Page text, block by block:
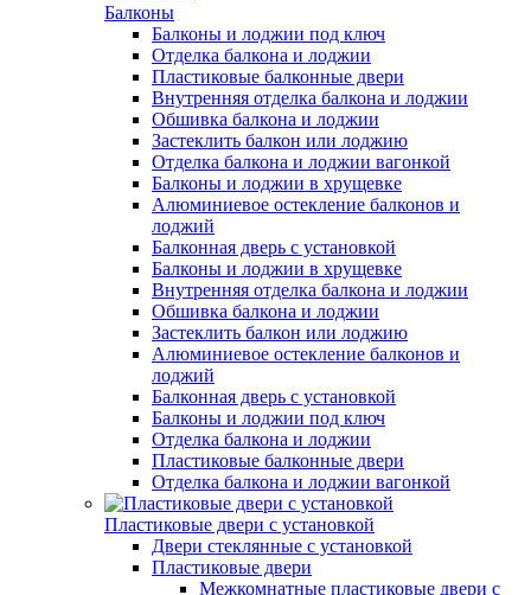
Балконы
Балконы и лоджии под ключ
Отделка балкона и лоджии
Пластиковые балконные двери
Внутренняя отделка балкона и лоджии
Обшивка балкона и лоджии
Застеклить балкон или лоджию
Отделка балкона и лоджии вагонкой
Балконы и лоджии в хрущевке
Алюминиевое остекление балконов и
лоджий
Балконная дверь с установкой
Балконы и лоджии в хрущевке
Внутренняя отделка балкона и лоджии
Обшивка балкона и лоджии
Застеклить балкон или лоджию
Алюминиевое остекление балконов и
лоджий
Балконная дверь с установкой
Балконы и лоджии под ключ
Отделка балкона и лоджии
Пластиковые балконные двери
Отделка балкона и лоджии вагонкой
Пластиковые двери с установкой
Двери стеклянные с установкой
Пластиковые двери
Межкомнатные пластиковые двери с